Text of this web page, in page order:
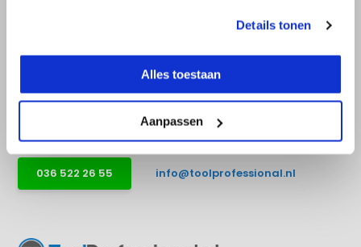
Details tonen
Alles toestaan
Aanpassen
Advies nodig?
Bel direct met een specialist! Wij zijn
bereikbaar op werkdagen van 9:00 tot
036 522 26 55 info@toolprofessional.nl